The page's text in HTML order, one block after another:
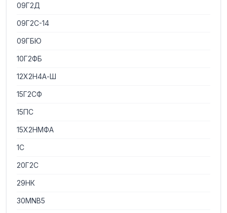
09Г2Д
09Г2С-14
09ГБЮ
10Г2ФБ
12Х2Н4А-Ш
15Г2СФ
15ПС
15Х2НМФА
1С
20Г2С
29НК
30MNB5